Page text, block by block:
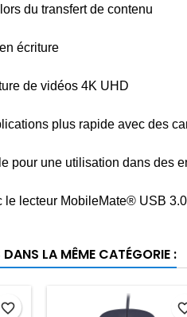
du transfert de contenu
écriture
de vidéos 4K UHD
plus rapide avec des
pour une utilisation dans des
le lecteur MobileMate® USB 3.0
LA MÊME CATÉGORIE :
favorite_border